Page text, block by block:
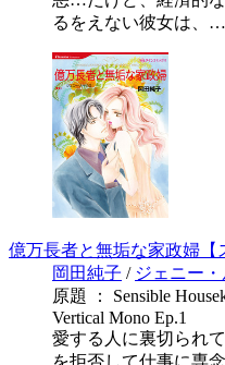
るをえない彼女は、…
億万長者と無垢な家政婦【
岡田純子 / ジェニー
原題 ： Sensible
Vertical Mono Ep.1
愛する人に裏切られ